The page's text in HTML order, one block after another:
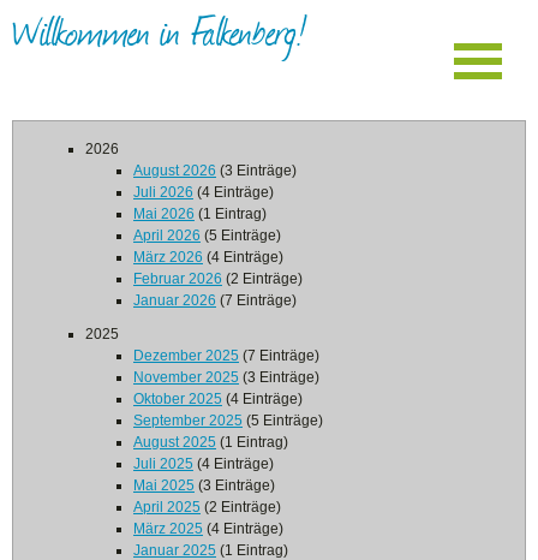
Willkommen in Falkenberg!
2026
August 2026 (3 Einträge)
Juli 2026 (4 Einträge)
Mai 2026 (1 Eintrag)
April 2026 (5 Einträge)
März 2026 (4 Einträge)
Februar 2026 (2 Einträge)
Januar 2026 (7 Einträge)
2025
Dezember 2025 (7 Einträge)
November 2025 (3 Einträge)
Oktober 2025 (4 Einträge)
September 2025 (5 Einträge)
August 2025 (1 Eintrag)
Juli 2025 (4 Einträge)
Mai 2025 (3 Einträge)
April 2025 (2 Einträge)
März 2025 (4 Einträge)
Januar 2025 (1 Eintrag)